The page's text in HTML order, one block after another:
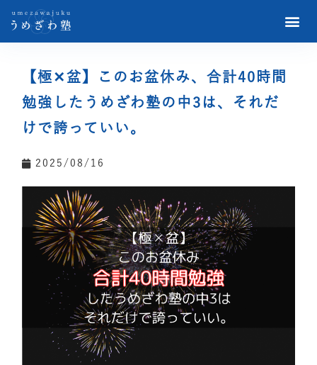
【極✕盆】このお盆休み、合計40時間
勉強したうめざわ塾の中3は、それだ
けで誇っていい。
2025/08/16